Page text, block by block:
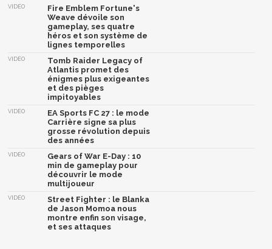
VIDÉO
Fire Emblem Fortune's
Weave dévoile son
gameplay, ses quatre
héros et son système de
lignes temporelles
VIDÉO
Tomb Raider Legacy of
Atlantis promet des
énigmes plus exigeantes
et des pièges
impitoyables
VIDÉO
EA Sports FC 27 : le mode
Carrière signe sa plus
grosse révolution depuis
des années
VIDÉO
Gears of War E-Day : 10
min de gameplay pour
découvrir le mode
multijoueur
VIDÉO
Street Fighter : le Blanka
de Jason Momoa nous
montre enfin son visage,
et ses attaques